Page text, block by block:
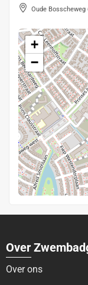
Oude Bosscheweg
+
−
Over
Over ons